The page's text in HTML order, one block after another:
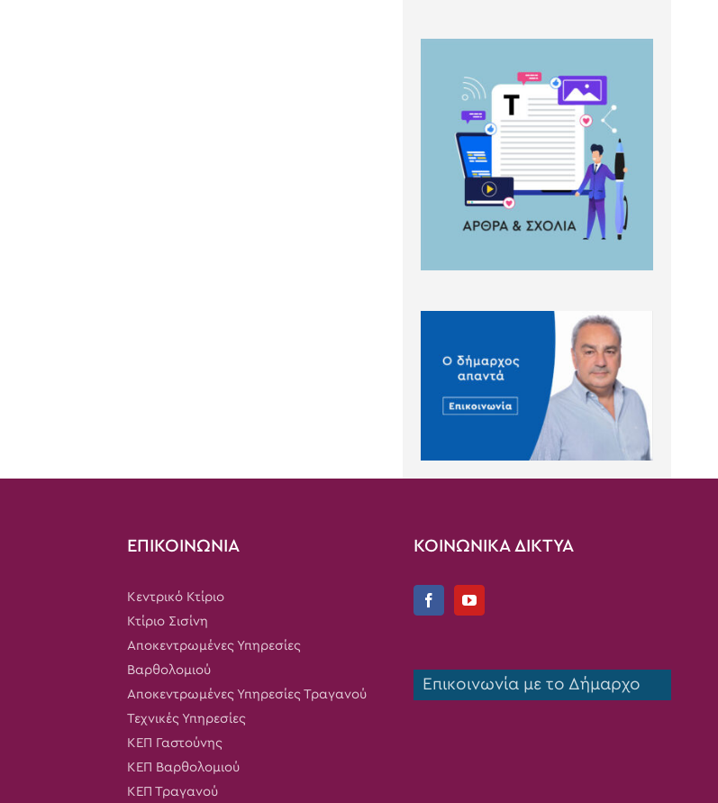
ΕΠΙΚΟΙΝΩΝΙΑ
Κεντρικό Κτίριο
Κτίριο Σισίνη
Αποκεντρωμένες Υπηρεσίες
Βαρθολομιού
Αποκεντρωμένες Υπηρεσίες Τραγανού
Τεχνικές Υπηρεσίες
ΚΕΠ Γαστούνης
ΚΕΠ Βαρθολομιού
ΚΕΠ Τραγανού
ΚΟΙΝΩΝΙΚΑ ΔΙΚΤΥΑ
Επικοινωνία με το Δήμαρχο